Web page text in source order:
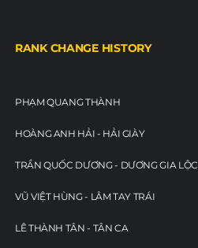
RANK CHANGE HISTORY
PHẠM QUANG THÀNH
HOÀNG ANH HẢI - HẢI GIÀY
TRẦN QUỐC DƯƠNG - DƯƠNG GIA LỘC
VŨ VIỆT HÙNG - LÂM TAY TRÁI
LÊ THÀNH TÂN - TÂN CA